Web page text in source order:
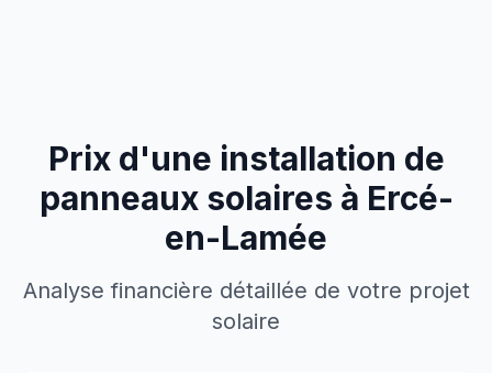
Prix d'une installation de
panneaux solaires à Ercé-
en-Lamée
Analyse financière détaillée de votre projet
solaire